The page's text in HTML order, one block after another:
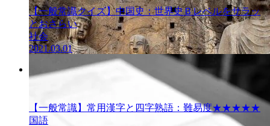
一般常識クイ
【一般常識クイズ】中国史：世界史Ｂレベルをサラッ
とおさらい
社会
2021.03.01
【一般常識】常用漢字と四字熟語：難易度★★★★★
国語